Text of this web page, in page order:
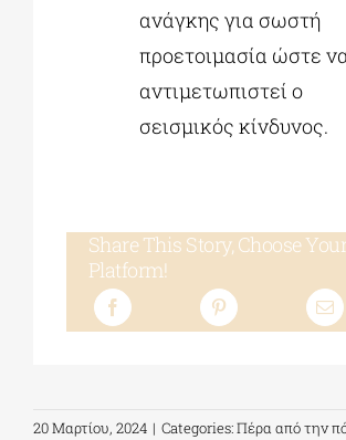
ανάγκης για σωστή
προετοιμασία ώστε
αντιμετωπιστεί ο
σεισμικός κίνδυνος.
Share This Story, Choose
Platform!
20 Μαρτίου, 2024 | Categories:Πέρα από την